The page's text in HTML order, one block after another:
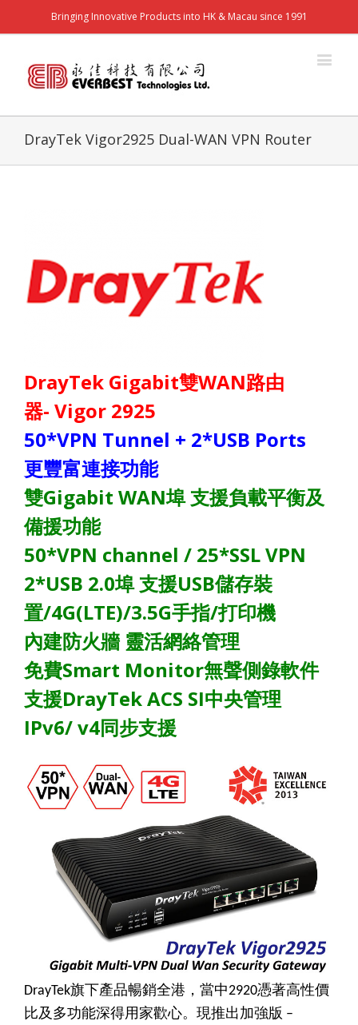
Bringing Innovative Products into HK & Macau since 1991
DrayTek Vigor2925 Dual-WAN VPN Router
DrayTek Gigabit雙WAN路由
器- Vigor 2925
50*VPN Tunnel + 2*USB Ports
更豐富連接功能
雙Gigabit WAN埠 支援負載平衡及
備援功能
50*VPN channel / 25*SSL VPN
2*USB 2.0埠 支援USB儲存裝
置/4G(LTE)/3.5G手指/打印機
內建防火牆 靈活網絡管理
免費Smart Monitor無聲側錄軟件
支援DrayTek ACS SI中央管理
IPv6/ v4同步支援
DrayTek旗下產品暢銷全港，當中2920憑著高性價
比及多功能深得用家歡心。現推出加強版 –